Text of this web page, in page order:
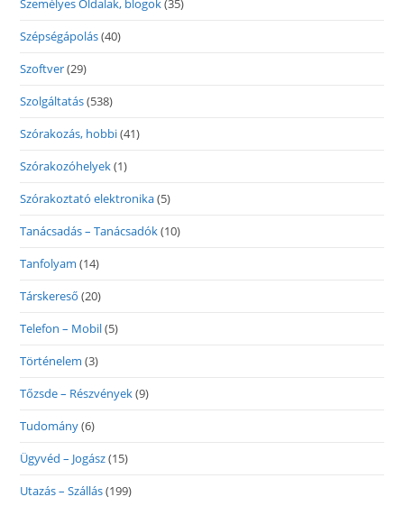
Személyes Oldalak, blogok(35)
Szépségápolás(40)
Szoftver(29)
Szolgáltatás(538)
Szórakozás, hobbi(41)
Szórakozóhelyek(1)
Szórakoztató elektronika(5)
Tanácsadás – Tanácsadók(10)
Tanfolyam (14)
Társkereső (20)
Telefon – Mobil(5)
Történelem (3)
Tőzsde – Részvények(9)
Tudomány(6)
Ügyvéd – Jogász(15)
Utazás – Szállás(199)